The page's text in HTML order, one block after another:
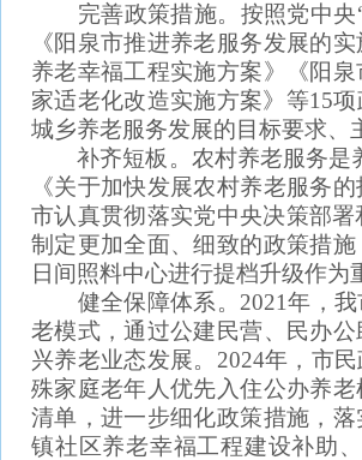
完善政策措施。按照党中央“
《阳泉市推进养老服务发展的
养老幸福工程实施方案》《阳
家适老化改造实施方案》等15
城乡养老服务发展的目标要求、
补齐短板。农村养老服务是养
《关于加快发展农村养老服务
市认真贯彻落实党中央决策部
制定更加全面、细致的政策措
日间照料中心进行提档升级作
健全保障体系。2021年，我
老模式，通过公建民营、民办
兴养老业态发展。2024年，市
殊家庭老年人优先入住公办养
清单，进一步细化政策措施，
镇社区养老幸福工程建设补助